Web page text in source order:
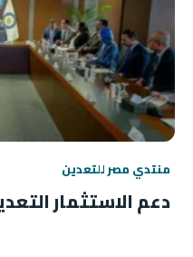
منتدي مصر للتعدين
دعم الاستثمار